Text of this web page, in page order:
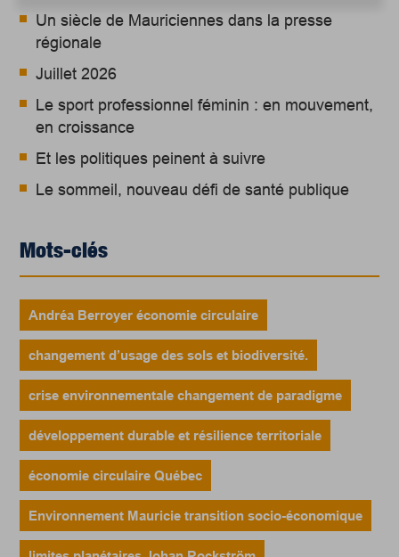
Un siècle de Mauriciennes dans la presse
régionale
Juillet 2026
Le sport professionnel féminin : en mouvement,
en croissance
Et les politiques peinent à suivre
Le sommeil, nouveau défi de santé publique
Mots-clés
Andréa Berroyer économie circulaire
changement d’usage des sols et biodiversité.
crise environnementale changement de paradigme
développement durable et résilience territoriale
économie circulaire Québec
Environnement Mauricie transition socio-économique